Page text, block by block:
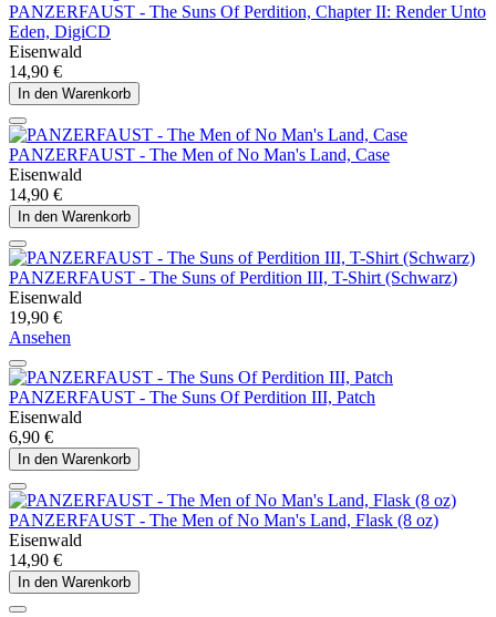
PANZERFAUST - The Suns Of Perdition, Chapter II: Render Unto
Eden, DigiCD
Eisenwald
14,90 €
In den Warenkorb
PANZERFAUST - The Men of No Man's Land, Case
Eisenwald
14,90 €
In den Warenkorb
PANZERFAUST - The Suns of Perdition III, T-Shirt (Schwarz)
Eisenwald
19,90 €
Ansehen
PANZERFAUST - The Suns Of Perdition III, Patch
Eisenwald
6,90 €
In den Warenkorb
PANZERFAUST - The Men of No Man's Land, Flask (8 oz)
Eisenwald
14,90 €
In den Warenkorb